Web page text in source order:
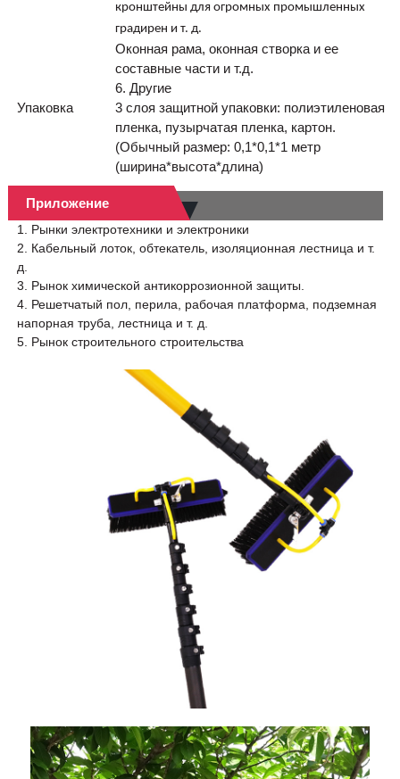
кронштейны для огромных промышленных
градирен и т. д.
Оконная рама, оконная створка и ее
составные части и т.д.
6. Другие
Упаковка
3 слоя защитной упаковки: полиэтиленовая
пленка, пузырчатая пленка, картон.
(Обычный размер: 0,1*0,1*1 метр
(ширина*высота*длина)
Приложение
1. Рынки электротехники и электроники
2. Кабельный лоток, обтекатель, изоляционная лестница и т.
д.
3. Рынок химической антикоррозионной защиты.
4. Решетчатый пол, перила, рабочая платформа, подземная
напорная труба, лестница и т. д.
5. Рынок строительного строительства